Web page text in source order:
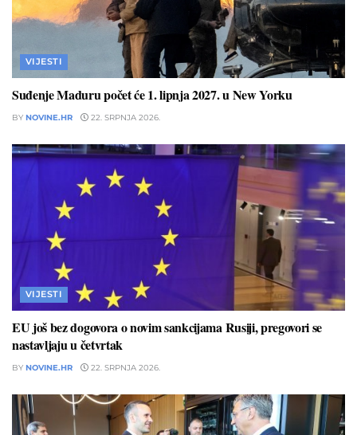
VIJESTI
Suđenje Maduru počet će 1. lipnja 2027. u New Yorku
BY NOVINE.HR 22. SRPNJA 2026.
VIJESTI
EU još bez dogovora o novim sankcijama Rusiji, pregovori se
nastavljaju u četvrtak
BY NOVINE.HR 22. SRPNJA 2026.